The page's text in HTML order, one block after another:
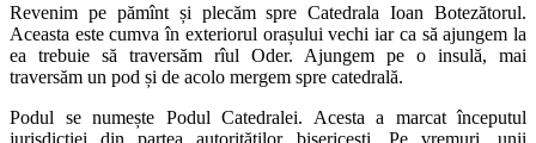
Revenim pe pămînt și plecăm spre Catedrala Ioan Botezătorul.
Aceasta este cumva în exteriorul orașului vechi iar ca să ajungem la
ea trebuie să traversăm rîul Oder. Ajungem pe o insulă, mai
traversăm un pod și de acolo mergem spre catedrală.
Podul se numește Podul Catedralei. Acesta a marcat începutul
jurisdicției din partea autorităților bisericești. Pe vremuri, unii